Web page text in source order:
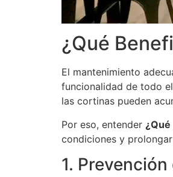
¿Qué
El mantenimiento
funcionalidad de todo
las cortinas pueden
Por eso, entender
condiciones y
1.